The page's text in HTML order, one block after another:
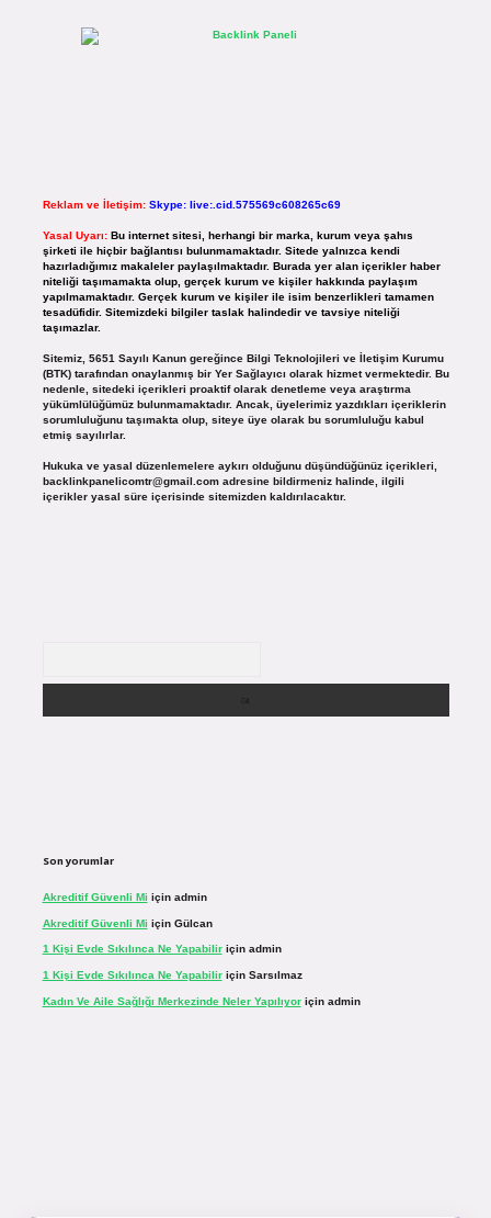
Reklam ve İletişim: Skype: live:.cid.575569c608265c69
Yasal Uyarı: Bu internet sitesi, herhangi bir marka, kurum veya şahıs
şirketi ile hiçbir bağlantısı bulunmamaktadır. Sitede yalnızca kendi
hazırladığımız makaleler paylaşılmaktadır. Burada yer alan içerikler haber
niteliği taşımamakta olup, gerçek kurum ve kişiler hakkında paylaşım
yapılmamaktadır. Gerçek kurum ve kişiler ile isim benzerlikleri tamamen
tesadüfidir. Sitemizdeki bilgiler taslak halindedir ve tavsiye niteliği
taşımazlar.
Sitemiz, 5651 Sayılı Kanun gereğince Bilgi Teknolojileri ve İletişim Kurumu
(BTK) tarafından onaylanmış bir Yer Sağlayıcı olarak hizmet vermektedir. Bu
nedenle, sitedeki içerikleri proaktif olarak denetleme veya araştırma
yükümlülüğümüz bulunmamaktadır. Ancak, üyelerimiz yazdıkları içeriklerin
sorumluluğunu taşımakta olup, siteye üye olarak bu sorumluluğu kabul
etmiş sayılırlar.
Hukuka ve yasal düzenlemelere aykırı olduğunu düşündüğünüz içerikleri,
backlinkpanelicomtr@gmail.comadresine bildirmeniz halinde, ilgili
içerikler yasal süre içerisinde sitemizden kaldırılacaktır.
Son yorumlar
Akreditif Güvenli Mi için admin
Akreditif Güvenli Mi için Gülcan
1 Kişi Evde Sıkılınca Ne Yapabiliriçin admin
1 Kişi Evde Sıkılınca Ne Yapabiliriçin Sarsılmaz
Kadın Ve Aile Sağlığı Merkezinde Neler Yapılıyoriçin admin